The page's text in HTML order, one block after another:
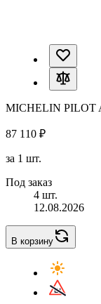
MICHELIN PILOT
87 110 ₽
за 1 шт.
Под заказ
4 шт.
12.08.2026
В корзину